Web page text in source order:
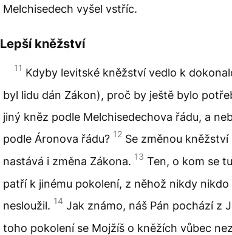
Melchisedech vyšel vstříc.
Lepší kněžství
11 Kdyby levitské kněžství vedlo k
byl lidu dán Zákon), proč by ještě bylo
jiný kněz podle Melchisedechova řádu, a
podle Áronova řádu? 12 Se změnou
nastává i změna Zákona. 13 Ten, o kom se
patří k jinému pokolení, z něhož nikdy nikdo
nesloužil. 14 Jak známo, náš Pán pochází z
toho pokolení se Mojžíš o kněžích vůbec